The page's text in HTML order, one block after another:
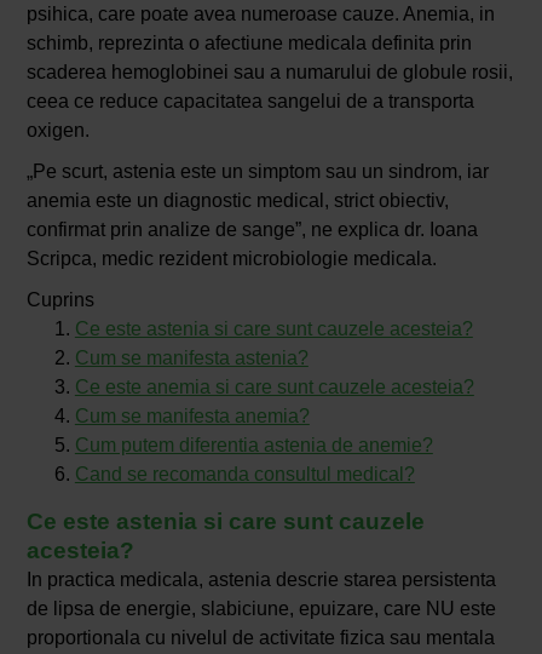
psihica, care poate avea numeroase cauze. Anemia, in
schimb, reprezinta o afectiune medicala definita prin
scaderea hemoglobinei sau a numarului de globule rosii,
ceea ce reduce capacitatea sangelui de a transporta
oxigen.
„Pe scurt, astenia este un simptom sau un sindrom, iar
anemia este un diagnostic medical, strict obiectiv,
confirmat prin analize de sange”, ne explica dr. Ioana
Scripca, medic rezident microbiologie medicala.
Cuprins
Ce este astenia si care sunt cauzele acesteia?
Cum se manifesta astenia?
Ce este anemia si care sunt cauzele acesteia?
Cum se manifesta anemia?
Cum putem diferentia astenia de anemie?
Cand se recomanda consultul medical?
Ce este astenia si care sunt cauzele
acesteia?
In practica medicala, astenia descrie starea persistenta
de lipsa de energie, slabiciune, epuizare, care NU este
proportionala cu nivelul de activitate fizica sau mentala